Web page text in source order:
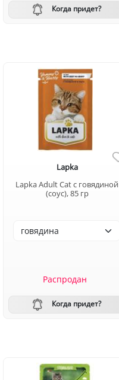
Когда придет?
Lapka
Lapka Adult Cat с говядиной
(соус), 85 гр
Распродан
Когда придет?